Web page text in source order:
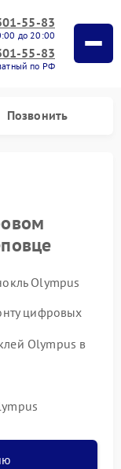
55-83
до 20:00
55-83
по РФ
Позвонить
Olympus
цифровых
Olympus в